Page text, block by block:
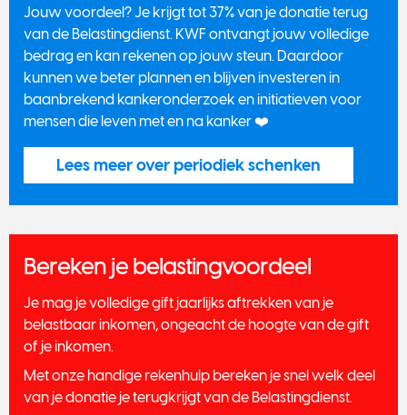
Jouw voordeel? Je krijgt tot 37% van je donatie terug
van de Belastingdienst. KWF ontvangt jouw volledige
bedrag en kan rekenen op jouw steun. Daardoor
kunnen we beter plannen en blijven investeren in
baanbrekend kankeronderzoek en initiatieven voor
mensen die leven met en na kanker ❤️
Lees meer over periodiek schenken
Bereken je belastingvoordeel
Je mag je volledige gift jaarlijks aftrekken van je
belastbaar inkomen, ongeacht de hoogte van de gift
of je inkomen.
Met onze handige rekenhulp bereken je snel welk deel
van je donatie je terugkrijgt van de Belastingdienst.